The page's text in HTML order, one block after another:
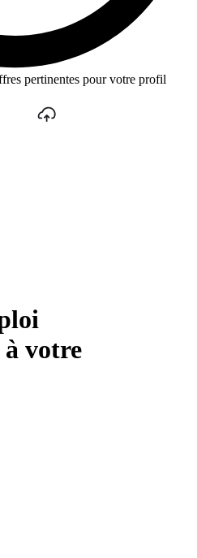
pertinentes pour votre profil
votre